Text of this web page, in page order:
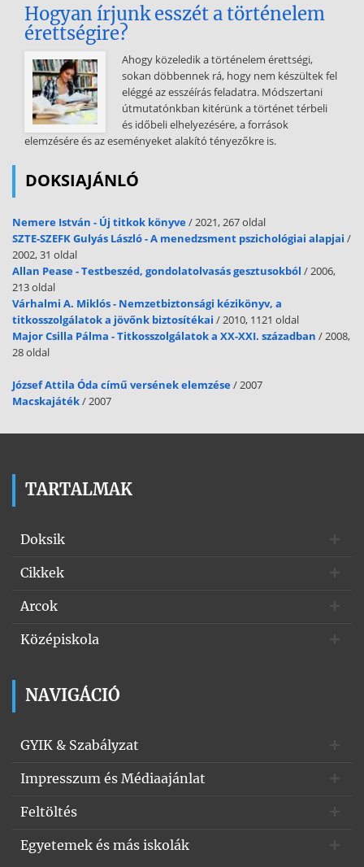
Hogyan írjunk esszét a történelem
érettségire?
Ahogy közeledik a történelem érettségi,
sokan döbbennek rá, hogy nem készültek fel
eléggé az esszéírás feladatra. Módszertani
útmutatónkban kitérünk a történet térbeli
és időbeli elhelyezésére, a források
elemzésére és az eseményeket alakító tényezőkre is.
DOKSIAJÁNLÓ
Nemere István - Új titkok könyve/ 2021, 267 oldal
SZTE-SZEFK Gulyás László - A menedzsment pszichológiai alapjai /
2002, 31 oldal
Allan Pease - Testbeszéd, gondolatolvasás gesztusokból / 2006,
213 oldal
Várhalmi A. Miklós - Nemzetbiztonsági kézikönyv, a
titkosszolgálatok a jövőnk biztosítékai / 2010, 1121 oldal
Major Csilla Pálma - Titkosszolgálatok a XX-XXI. században / 2008,
28 oldal
József Attila Óda című versének elemzése/ 2007
Macskajáték/ 2007
TARTALMAK
Doksik
Cikkek
Arcok
Középiskola
NAVIGÁCIÓ
GYIK & Szabályzat
Impresszum és Médiaajánlat
Feltöltés
Egyetemek és más iskolák